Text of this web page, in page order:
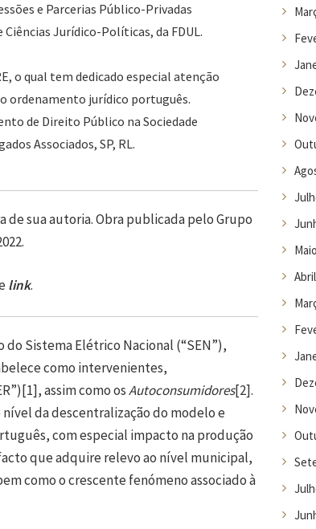
e Parcerias Público-Privadas
Jurídico-Políticas, da FDUL.
o qual tem dedicado especial atenção
ordenamento jurídico português.
de Direito Público na Sociedade
Associados, SP, RL.
de sua autoria. Obra publicada pelo Grupo
link.
Sistema Elétrico Nacional (“SEN”),
como intervenientes,
[1], assim como osAutoconsumidores[2].
da descentralização do modelo e
com especial impacto na produção
que adquire relevo ao nível municipal,
como o crescente fenómeno associado à